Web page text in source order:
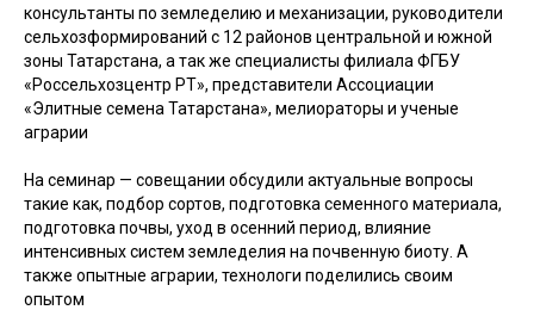
консультанты по земледелию и механизации, руководители
сельхозформирований с 12 районов центральной и южной
зоны Татарстана, а так же специалисты филиала ФГБУ
«Россельхозцентр РТ», представители Ассоциации
«Элитные семена Татарстана», мелиораторы и ученые
аграрии
На семинар — совещании обсудили актуальные вопросы
такие как, подбор сортов, подготовка семенного материала,
подготовка почвы, уход в осенний период, влияние
интенсивных систем земледелия на почвенную биоту. А
также опытные аграрии, технологи поделились своим
опытом